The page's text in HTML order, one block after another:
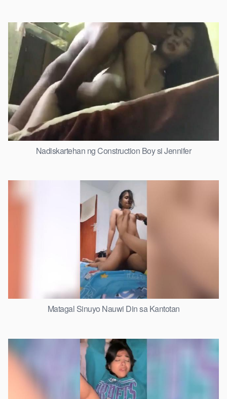
Nadiskartehan ng Construction Boy si Jennifer
Matagal Sinuyo Nauwi Din sa Kantotan